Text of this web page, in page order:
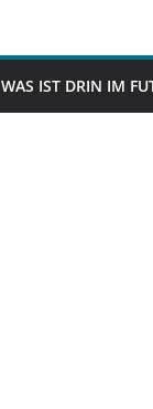
WAS IST DRIN IM